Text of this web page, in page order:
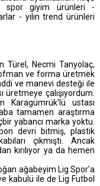
spor giyim ürünleri -
- yılın trend ürünleri
Türel, Necmi Tanyolaç,
ve forma üretmek
ve manevi desteği ile
çalışıyordum.
Karagümrük'lü ustası
tamamen araştırma
yabancı marka yoktu.
devri bitmiş, plastik
çıkmıştı. Ancak
kırılıyor ya da hemen
ağabeyim Lig Spor'a
kabulü ile de Lig Futbol